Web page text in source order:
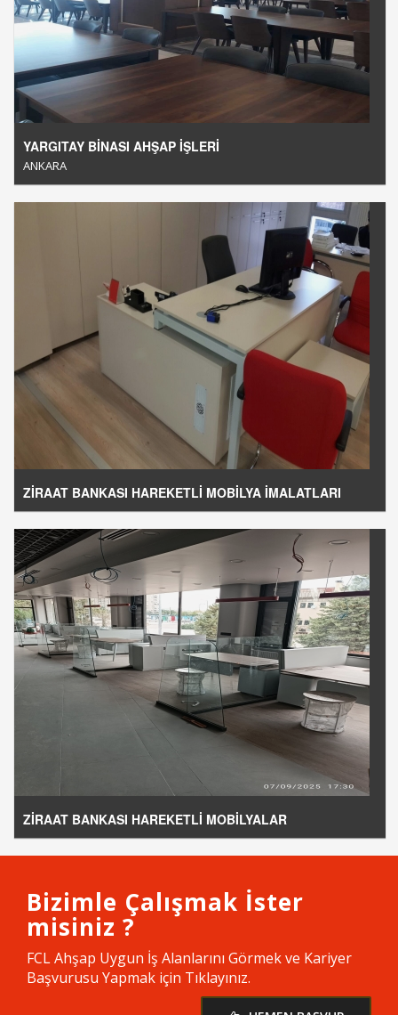
YARGITAY BİNASI AHŞAP İŞLERİ
ANKARA
ZİRAAT BANKASI HAREKETLİ MOBİLYA İMALATLARI
ZİRAAT BANKASI HAREKETLİ MOBİLYALAR
Bizimle Çalışmak İster
misiniz ?
FCL Ahşap Uygun İş Alanlarını Görmek ve Kariyer
Başvurusu Yapmak için Tıklayınız.